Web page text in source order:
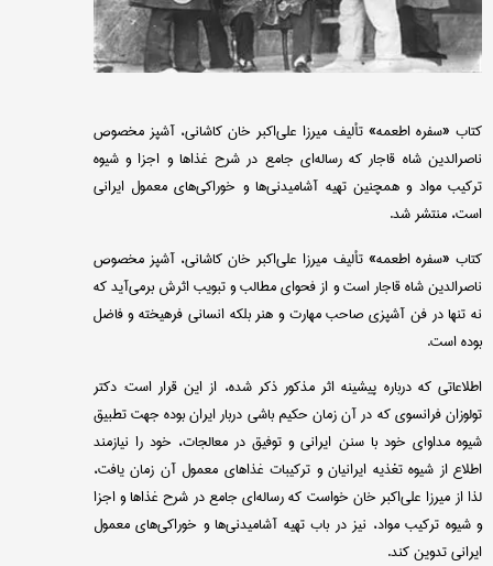
کتاب «سفره اطعمه» تألیف میرزا علی‌اکبر خان کاشانی، آشپز مخصوص
ناصرالدین شاه قاجار که رساله‌ای جامع در شرح غذاها و اجزا و شیوه
ترکیب مواد و همچنین تهیه آشامیدنی‌ها و خوراکی‌های معمول ایرانی
است، منتشر شد.
کتاب «سفره اطعمه» تألیف میرزا علی‌اکبر خان کاشانی، آشپز مخصوص
ناصرالدین شاه قاجار است و از فحوای مطالب و تبویب اثرش برمی‌آید که
نه تنها در فن آشپزی صاحب مهارت و هنر بلکه انسانی فرهیخته و فاضل
بوده است.
اطلاعاتی که درباره پیشینه اثر مذکور ذکر شده، از این قرار است: دکتر
تولوزان فرانسوی که در آن زمان حکیم باشی دربار ایران بوده جهت تطبیق
شیوه مداوای خود با سنن ایرانی و توفیق در معالجات، خود را نیازمند
اطلاع از شیوه تغذیه ایرانیان و ترکیبات غذاهای معمول آن زمان یافت،
لذا از میرزا علی‌اکبر خان خواست که رساله‌ای جامع در شرح غذاها و اجزا
و شیوه ترکیب مواد، نیز در باب تهیه آشامیدنی‌ها و خوراکی‌های معمول
ایرانی تدوین کند.